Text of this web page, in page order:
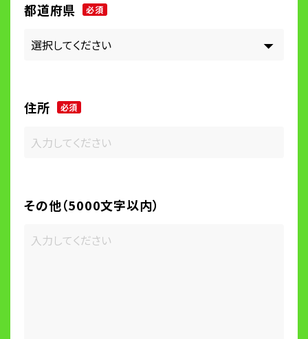
都道府県 必須
住所 必須
その他（5000文字以内）